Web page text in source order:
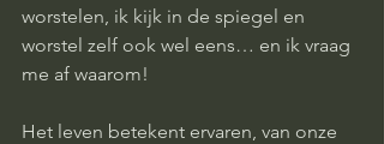
worstelen, ik kijk in de spiegel en
worstel zelf ook wel eens… en ik vraag
me af waarom!
Het leven betekent ervaren, van onze